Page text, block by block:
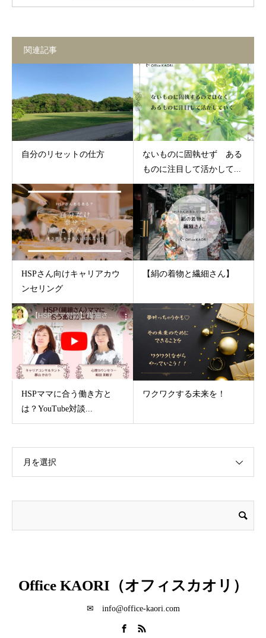
関連記事
自分のリセットの仕方
ないものに固執せず ある
ものに注目して活かして...
HSPさん向けキャリアカウ
ンセリング
【絹の着物と繊細さん】
HSPママに合う働き方と
は？YouTube対談...
ワクワクする未来を！
月を選択
Office KAORI（オフィスカオリ）
✉ info@office-kaori.com